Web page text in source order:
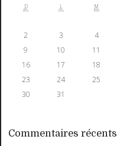
D L M
2
3 4
9
10 11
16
17 18
23
24 25
30
31
Commentaires récents